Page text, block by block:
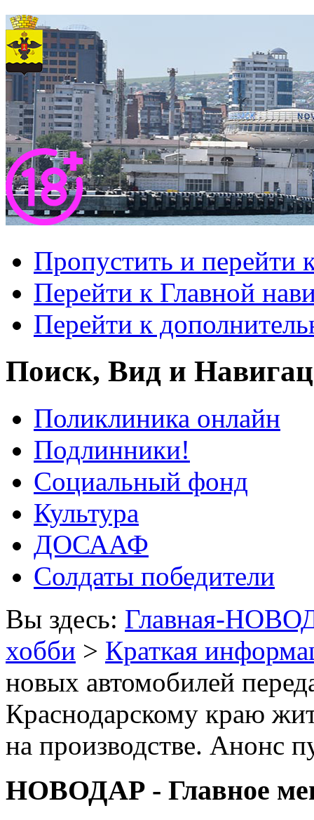
Пропустить и перейти
Перейти к Главной
Перейти к
Поиск, Вид и
Поликлиника онлайн
Подлинники!
Социальный фонд
Культура
ДОСААФ
Солдаты победители
Вы здесь: Главная-
хобби > Краткая
новых автомобилей
Краснодарскому краю
на производстве. Анонс
НОВОДАР - Главное